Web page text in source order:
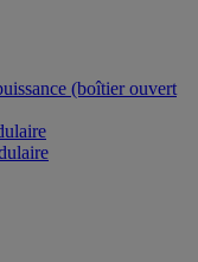
(boîtier ouvert